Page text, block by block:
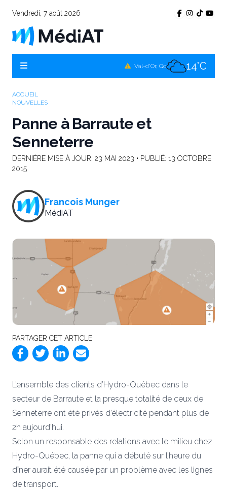
Vendredi, 7 août 2026
Val-d'Or, Qc 14°C
ACCUEIL
NOUVELLES
Panne à Barraute et
Senneterre
DERNIÈRE MISE À JOUR: 23 MAI 2023 • PUBLIÉ: 13 OCTOBRE
2015
Francois Munger
MédiAT
PARTAGER CET ARTICLE
L’ensemble des clients d’Hydro-Québec dans le
secteur de Barraute et la presque totalité de ceux de
Senneterre ont été privés d’électricité pendant plus de
2h aujourd’hui.
Selon un responsable des relations avec le milieu chez
Hydro-Québec, la panne qui a débuté sur l’heure du
dîner aurait été causée par un problème avec les lignes
de transport.